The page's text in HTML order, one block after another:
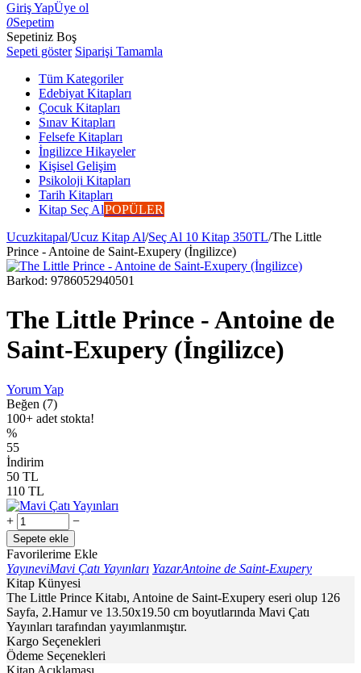
Giriş YapÜye ol
0Sepetim
Sepetiniz Boş
Sepeti göster Siparişi Tamamla
Tüm Kategoriler
Edebiyat Kitapları
Çocuk Kitapları
Sınav Kitapları
Felsefe Kitapları
İngilizce Hikayeler
Kişisel Gelişim
Psikoloji Kitapları
Tarih Kitapları
Kitap Seç AlPOPÜLER
Ucuzkitapal/Ucuz Kitap Al/Seç Al 10 Kitap 350TL/The Little
Prince - Antoine de Saint-Exupery (İngilizce)
Barkod: 9786052940501
The Little Prince - Antoine de
Saint-Exupery (İngilizce)
Yorum Yap
Beğen (7)
100+ adet stokta!
%
55
İndirim
50 TL
110 TL
+ −
Sepete ekle
Favorilerime Ekle
YayıneviMavi Çatı Yayınları YazarAntoine de Saint-Exupery
Kitap Künyesi
The Little Prince Kitabı, Antoine de Saint-Exupery eseri olup 126
Sayfa, 2.Hamur ve 13.50x19.50 cm boyutlarında Mavi Çatı
Yayınları tarafından yayımlanmıştır.
Kargo Seçenekleri
Ödeme Seçenekleri
Kitap Açıklaması